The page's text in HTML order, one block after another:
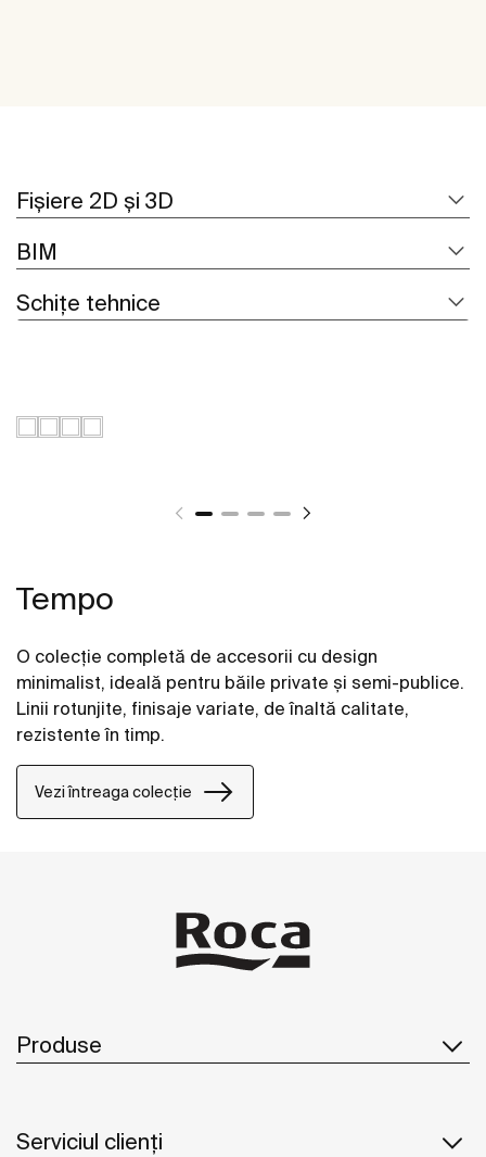
Fișiere 2D și 3D
BIM
Schițe tehnice
Tempo
O colecție completă de accesorii cu design
minimalist, ideală pentru băile private și semi-publice.
Linii rotunjite, finisaje variate, de înaltă calitate,
rezistente în timp.
Vezi întreaga colecție
Produse
Serviciul clienți